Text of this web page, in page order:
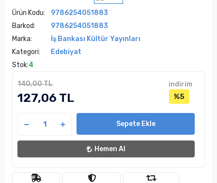
Ürün Kodu:
9786254051883
Barkod:
9786254051883
Marka:
İş Bankası Kültür Yayınları
Kategori:
Edebiyat
Stok:4
140,00 TL
127,06 TL
indirim
%5
Sepete Ekle
Hemen Al